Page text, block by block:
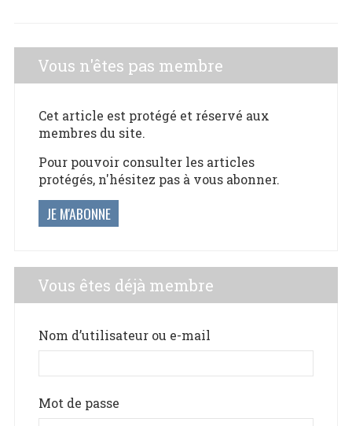
Vous n'êtes pas membre
Cet article est protégé et réservé aux
membres du site.
Pour pouvoir consulter les articles
protégés, n'hésitez pas à vous abonner.
JE M'ABONNE
Vous êtes déjà membre
Nom d’utilisateur ou e-mail
Mot de passe